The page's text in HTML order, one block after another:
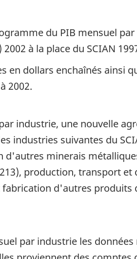
du PIB mensuel
à la place du SCIAN
en dollars enchaînés ainsi
2002.
industrie, une nouvelle
industries suivantes du
d'autres minerais
production, transport
d'autres produits
par industrie les